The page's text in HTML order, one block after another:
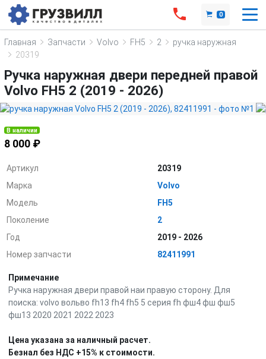
0
Главная Запчасти Volvo FH5 2
ручка наружная
20319
Ручка наружная двери передней правой
Volvo FH5 2 (2019 - 2026)
В наличии
8 000 ₽
Артикул
20319
Марка
Volvo
Модель
FH5
Поколение
2
Год
2019 - 2026
Номер запчасти
82411991
Примечание
Ручка наружная двери правой наи правую сторону. Для
поиска: volvo вольво fh13 fh4 fh5 5 серия fh фш4 фш фш5
фш13 2020 2021 2022 2023
Цена указана за наличный расчет.
Безнал без НДС +15% к стоимости.